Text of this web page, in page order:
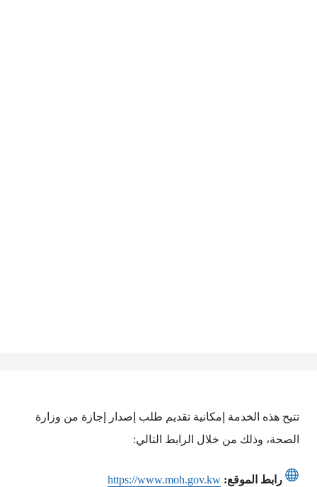
تتيح هذه الخدمة إمكانية تقديم طلب إصدار إجازة من وزارة
الصحة، وذلك من خلال الرابط التالي:
رابط الموقع: https://www.moh.gov.kw